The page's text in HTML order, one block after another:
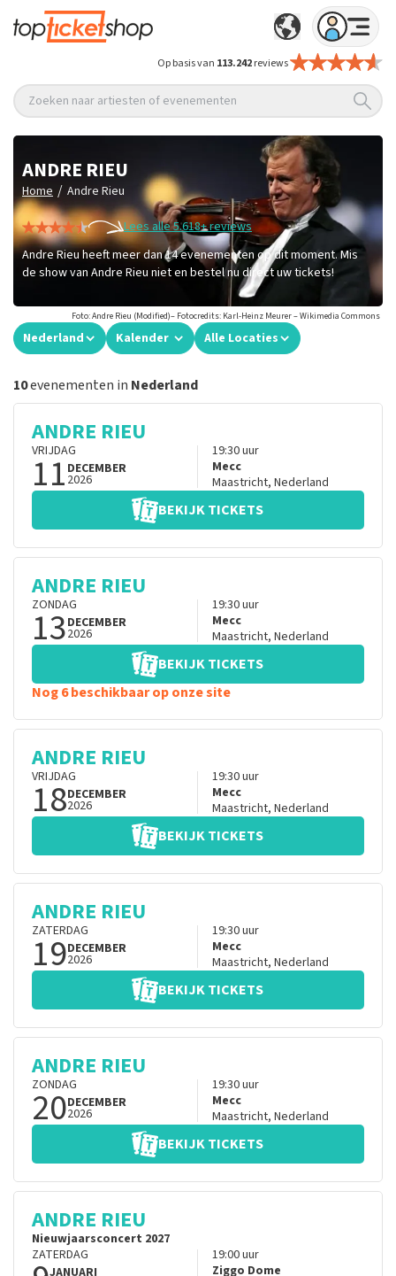
Op basis van 113.242reviews
Zoeken naar artiesten of evenementen
ANDRE RIEU
Home / Andre Rieu
Lees alle 5.618+ reviews
Andre Rieu heeft meer dan 14 evenementen op dit moment. Mis
de show van Andre Rieu niet en bestel nu direct uw tickets!
Foto: Andre Rieu (Modified)– Fotocredits: Karl-Heinz Meurer – Wikimedia Commons
Nederland Kalender Alle Locaties
10evenementen in Nederland
ANDRE RIEU
VRIJDAG
11 DECEMBER
2026
19:30uur
Mecc
Maastricht, Nederland
BEKIJK TICKETS
ANDRE RIEU
ZONDAG
13DECEMBER
2026
19:30uur
Mecc
Maastricht, Nederland
BEKIJK TICKETS
Nog 6 beschikbaar op onze site
ANDRE RIEU
VRIJDAG
18DECEMBER
2026
19:30uur
Mecc
Maastricht, Nederland
BEKIJK TICKETS
ANDRE RIEU
ZATERDAG
19DECEMBER
2026
19:30uur
Mecc
Maastricht, Nederland
BEKIJK TICKETS
ANDRE RIEU
ZONDAG
20DECEMBER
2026
19:30uur
Mecc
Maastricht, Nederland
BEKIJK TICKETS
ANDRE RIEU
Nieuwjaarsconcert 2027
ZATERDAG
19:00uur
Ziggo Dome